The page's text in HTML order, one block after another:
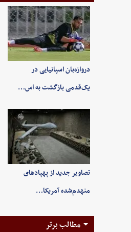
دروازه‌بان اسپانیایی در
یک‌قدمی بازگشت به اس…
تصاویر جدید از پهپادهای
منهدم‌شده آمریکا…
مطالب برتر